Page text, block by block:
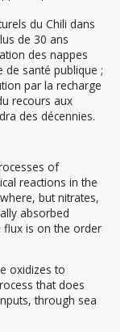
du Chili dans
de 30 ans
des nappes
santé publique ;
par la recharge
recours aux
des décennies.
of
reactions in the
but nitrates,
absorbed
flux is on the order
oxidizes to
that does
through sea